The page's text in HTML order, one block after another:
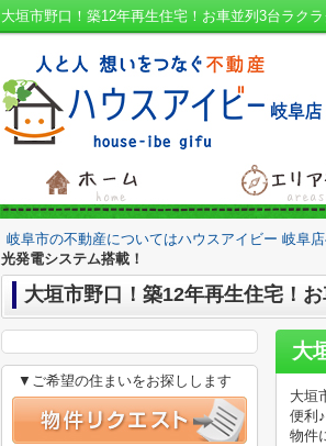
岐阜市の不動産についてはハウスアイビー 岐阜
光発電システム搭載！
大垣市野口！築12年再生住宅！
大垣
便利
物件
▼ご希望の住まいをお探しします